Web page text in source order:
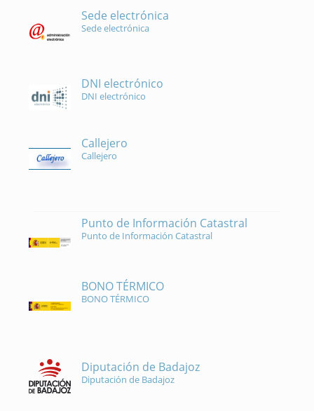
Sede electrónica
Sede electrónica
DNI electrónico
DNI electrónico
Callejero
Callejero
Punto de Información Catastral
Punto de Información Catastral
BONO TÉRMICO
BONO TÉRMICO
Diputación de Badajoz
Diputación de Badajoz